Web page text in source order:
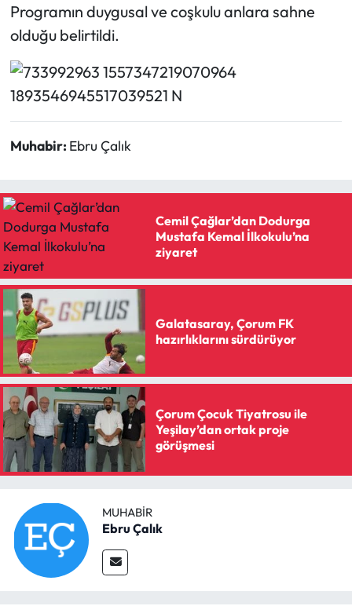
Programın duygusal ve coşkulu anlara sahne
olduğu belirtildi.
Muhabir: Ebru Çalık
Cemil Çağlar’dan Dodurga
Mustafa Kemal İlkokulu’na
ziyaret
Galatasaray, Çorum FK
hazırlıklarını sürdürüyor
Çorum Çocuk Tiyatrosu ile
Yeşilay’dan ortak proje
görüşmesi
MUHABIR
Ebru Çalık
Turizm
Uğurludağ Haberleri
Yayla Haber
Yerel Haberler